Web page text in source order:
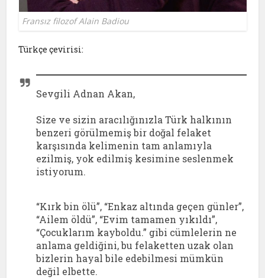
Fransız filozof Alain Badiou
Türkçe çevirisi:
Sevgili Adnan Akan,
Size ve sizin aracılığınızla Türk halkının
benzeri görülmemiş bir doğal felaket
karşısında kelimenin tam anlamıyla
ezilmiş, yok edilmiş kesimine seslenmek
istiyorum.
“Kırk bin ölü”, “Enkaz altında geçen günler”,
“Ailem öldü”, “Evim tamamen yıkıldı”,
“Çocuklarım kayboldu.” gibi cümlelerin ne
anlama geldiğini, bu felaketten uzak olan
bizlerin hayal bile edebilmesi mümkün
değil elbette.